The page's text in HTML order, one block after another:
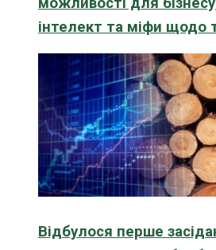
інтелект та міфи щодо
Відбулося перше